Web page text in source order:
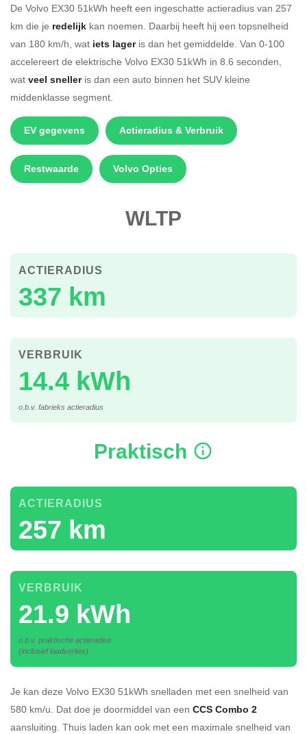
De Volvo EX30 51kWh heeft een ingeschatte actieradius van 257
km die je redelijk kan noemen. Daarbij heeft hij een topsnelheid
van 180 km/h, wat iets lageris dan het gemiddelde. Van 0-100
accelereert de elektrische Volvo EX30 51kWh in 8.6 seconden,
wat veel snelleris dan een auto binnen het SUV kleine
middenklasse segment.
EV gegevens Actieradius & Verbruik
Restwaarde Volvo Opties
WLTP
337 km
ACTIERADIUS
14.4 kWh
VERBRUIK
o.b.v. fabrieks actieradius
Praktisch
257 km
ACTIERADIUS
21.9 kWh
VERBRUIK
o.b.v. praktische actieradius
(inclusief laadverlies)
Je kan deze Volvo EX30 51kWh snelladen met een snelheid van
580 km/u. Dat doe je doormiddel van een CCS Combo 2
aansluiting. Thuis laden kan ook met een maximale snelheid van